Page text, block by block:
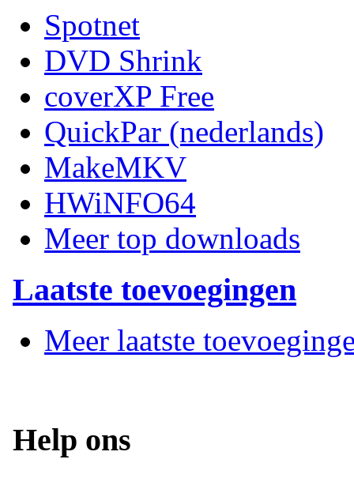
Spotnet
DVD Shrink
coverXP Free
QuickPar (nederlands)
MakeMKV
HWiNFO64
Meer top downloads
Laatste toevoegingen
Meer laatste
Help ons